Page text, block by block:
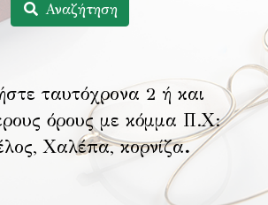
Αναζήτηση
ταυτόχρονα 2 ή και
όρους με κόμμα Π.Χ:
Χαλέπα, κορνίζα.